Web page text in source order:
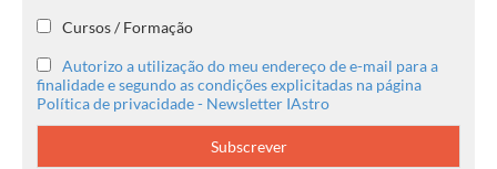
Cursos / Formação
Autorizo a utilização do meu endereço de e-mail para a
finalidade e segundo as condições explicitadas na página
Política de privacidade - Newsletter IAstro